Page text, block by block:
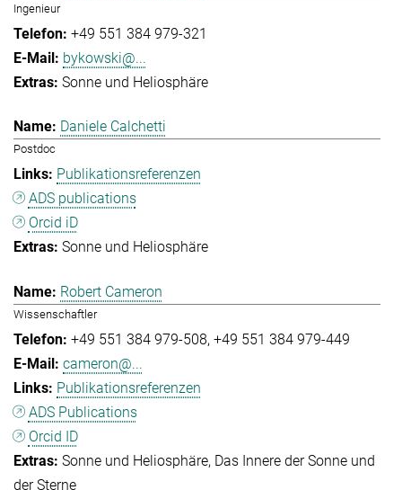
Ingenieur
+49 551 384 979-321
bykowski@...
Sonne und Heliosphäre
Daniele Calchetti
Postdoc
Publikationsreferenzen
ADS publications
Orcid iD
Sonne und Heliosphäre
Robert Cameron
Wissenschaftler
+49 551 384 979-508 +49 551 384 979-449
cameron@...
Publikationsreferenzen
ADS Publications
Orcid ID
Sonne und Heliosphäre Das Innere der Sonne und
der Sterne